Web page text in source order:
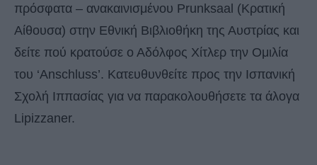
πρόσφατα – ανακαινισμένου Prunksaal (Κρατική
Αίθουσα) στην Εθνική Βιβλιοθήκη της Αυστρίας και
δείτε πού κρατούσε ο Αδόλφος Χίτλερ την Ομιλία
του ‘Anschluss’. Κατευθυνθείτε προς την Ισπανική
Σχολή Ιππασίας για να παρακολουθήσετε τα άλογα
Lipizzaner.